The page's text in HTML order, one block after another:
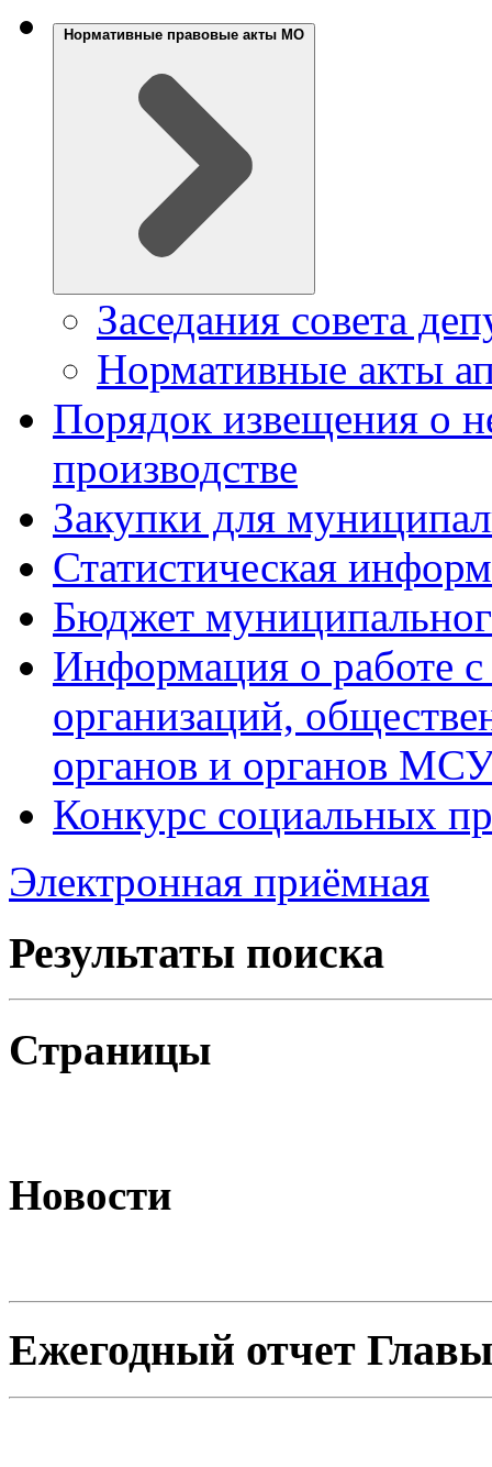
Нормативные правовые акты МО
Заседания совета
Нормативные акты
Порядок извещения о
производстве
Закупки для
Статистическая
Бюджет
Информация о работе
организаций,
органов и органов
Конкурс социальных
Электронная приёмная
Результаты поиска
Страницы
Новости
Ежегодный отчет